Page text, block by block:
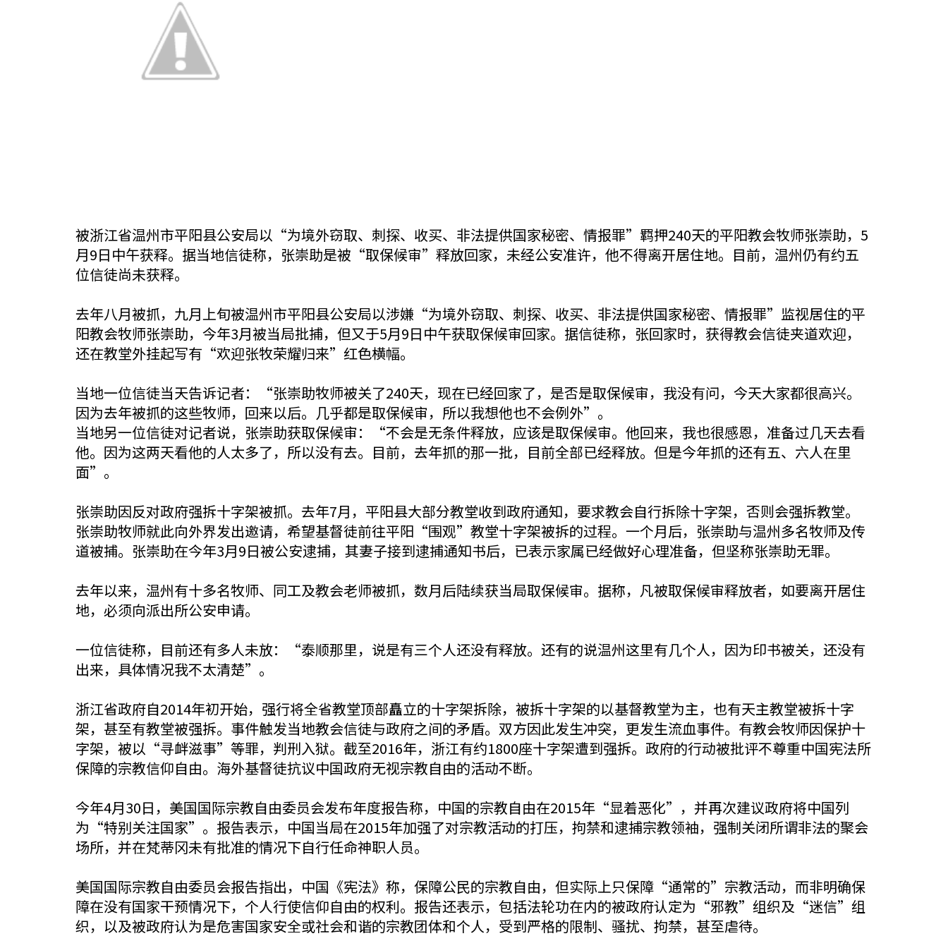
被浙江省温州市平阳县公安局以“为境外窃取、刺探、收买、非法提供国家秘密、情报罪”羁押240天的平阳教会牧师张崇助，5
月9日中午获释。据当地信徒称，张崇助是被“取保候审”释放回家，未经公安准许，他不得离开居住地。目前，温州仍有约五
位信徒尚未获释。
去年八月被抓，九月上旬被温州市平阳县公安局以涉嫌“为境外窃取、刺探、收买、非法提供国家秘密、情报罪”监视居住的平
阳教会牧师张崇助，今年3月被当局批捕，但又于5月9日中午获取保候审回家。据信徒称，张回家时，获得教会信徒夹道欢迎，
还在教堂外挂起写有“欢迎张牧荣耀归来”红色横幅。
当地一位信徒当天告诉记者：“张崇助牧师被关了240天，现在已经回家了，是否是取保候审，我没有问，今天大家都很高兴。
因为去年被抓的这些牧师，回来以后。几乎都是取保候审，所以我想他也不会例外”。
当地另一位信徒对记者说，张崇助获取保候审：“不会是无条件释放，应该是取保候审。他回来，我也很感恩，准备过几天去看
他。因为这两天看他的人太多了，所以没有去。目前，去年抓的那一批，目前全部已经释放。但是今年抓的还有五、六人在里
面”。
张崇助因反对政府强拆十字架被抓。去年7月，平阳县大部分教堂收到政府通知，要求教会自行拆除十字架，否则会强拆教堂。
张崇助牧师就此向外界发出邀请，希望基督徒前往平阳“围观”教堂十字架被拆的过程。一个月后，张崇助与温州多名牧师及传
道被捕。张崇助在今年3月9日被公安逮捕，其妻子接到逮捕通知书后，已表示家属已经做好心理准备，但坚称张崇助无罪。
去年以来，温州有十多名牧师、同工及教会老师被抓，数月后陆续获当局取保候审。据称，凡被取保候审释放者，如要离开居住
地，必须向派出所公安申请。
一位信徒称，目前还有多人未放：“泰顺那里，说是有三个人还没有释放。还有的说温州这里有几个人，因为印书被关，还没有
出来，具体情况我不太清楚”。
浙江省政府自2014年初开始，强行将全省教堂顶部矗立的十字架拆除，被拆十字架的以基督教堂为主，也有天主教堂被拆十字
架，甚至有教堂被强拆。事件触发当地教会信徒与政府之间的矛盾。双方因此发生冲突，更发生流血事件。有教会牧师因保护十
字架，被以“寻衅滋事”等罪，判刑入狱。截至2016年，浙江有约1800座十字架遭到强拆。政府的行动被批评不尊重中国宪法所
保障的宗教信仰自由。海外基督徒抗议中国政府无视宗教自由的活动不断。
今年4月30日，美国国际宗教自由委员会发布年度报告称，中国的宗教自由在2015年“显着恶化”，并再次建议政府将中国列
为“特别关注国家”。报告表示，中国当局在2015年加强了对宗教活动的打压，拘禁和逮捕宗教领袖，强制关闭所谓非法的聚会
场所，并在梵蒂冈未有批准的情况下自行任命神职人员。
美国国际宗教自由委员会报告指出，中国《宪法》称，保障公民的宗教自由，但实际上只保障“通常的”宗教活动，而非明确保
障在没有国家干预情况下，个人行使信仰自由的权利。报告还表示，包括法轮功在内的被政府认定为“邪教”组织及“迷信”组
织，以及被政府认为是危害国家安全或社会和谐的宗教团体和个人，受到严格的限制、骚扰、拘禁，甚至虐待。